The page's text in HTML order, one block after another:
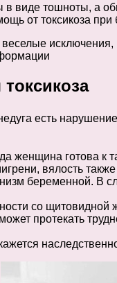
виде тошноты, а
от токсикоза
исключения,
есть
женщина готова
вялость
беременной. В
со щитовидной
протекать